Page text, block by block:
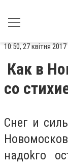
10:50, 27 квітня 2017
Как в
со
Снег и
надоkго